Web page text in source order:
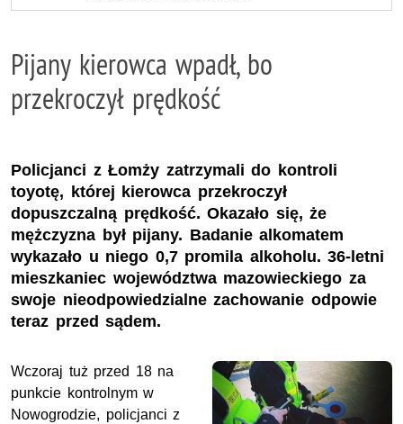
Pijany kierowca wpadł, bo
przekroczył prędkość
Policjanci z Łomży zatrzymali do kontroli
toyotę, której kierowca przekroczył
dopuszczalną prędkość. Okazało się, że
mężczyzna był pijany. Badanie alkomatem
wykazało u niego 0,7 promila alkoholu. 36-letni
mieszkaniec województwa mazowieckiego za
swoje nieodpowiedzialne zachowanie odpowie
teraz przed sądem.
Wczoraj tuż przed 18 na
punkcie kontrolnym w
Nowogrodzie, policjanci z